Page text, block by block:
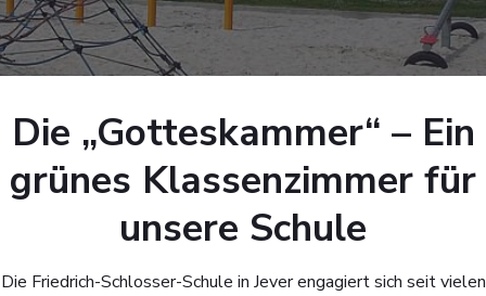
Die „Gotteskammer“ – Ein
grünes Klassenzimmer für
unsere Schule
Die Friedrich-Schlosser-Schule in Jever engagiert sich seit vielen